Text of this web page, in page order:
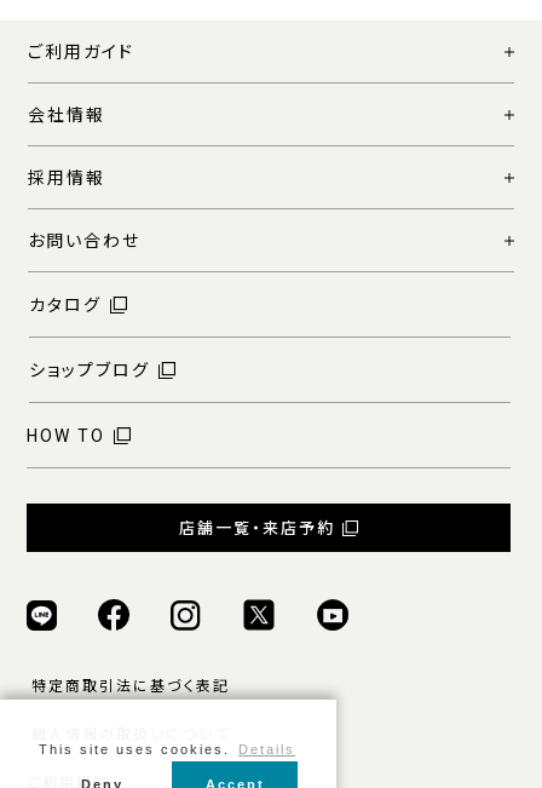
ご利用ガイド
会社情報
採用情報
お問い合わせ
カタログ
ショップブログ
HOW TO
店舗一覧・来店予約
特定商取引法に基づく表記
ご利用規約
This site uses cookies. Details
Deny Accept